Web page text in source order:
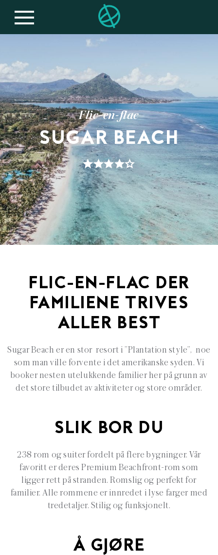
Flic-en-flac
SUGAR BEACH
FLIC-EN-FLAC DER
FAMILIENE TRIVES
ALLER BEST
Sugar Beach er en stor resort i ”Plantation style”, noe
som man ville forvente i det amerikanske syden. Vi
booker nesten utelukkende familier her på grunn av
det store tilbudet av aktiviteter og store områder.
SLIK BOR DU
238 rom og suiter fordelt på flere bygninger. Vår
favoritt er deres Premium Beachfront-rom som
ligger rett på stranden. Romslig og perfekt for
familier. Alle rommene er innredet i lyse farger med
tredetaljer. Stilig og funksjonelt.
Å GJØRE